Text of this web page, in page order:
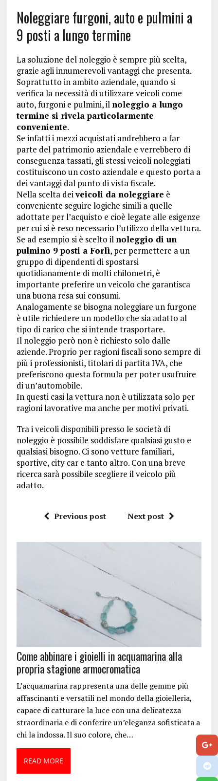
Noleggiare furgoni, auto e pulmini a
9 posti a lungo termine
La soluzione del noleggio è sempre più scelta,
grazie agli innumerevoli vantaggi che presenta.
Soprattutto in ambito aziendale, quando si
verifica la necessità di utilizzare veicoli come
auto, furgoni e pulmini, il noleggio a lungo
termine si rivela particolarmente
conveniente.
Se infatti i mezzi acquistati andrebbero a far
parte del patrimonio aziendale e verrebbero di
conseguenza tassati, gli stessi veicoli noleggiati
costituiscono un costo aziendale e questo porta a
dei vantaggi dal punto di vista fiscale.
Nella scelta deiveicoli da noleggiare è
conveniente seguire logiche simili a quelle
adottate per l’acquisto e cioè legate alle esigenze
per cui si è reso necessario l’utilizzo della vettura.
Se ad esempio si è scelto il noleggio di un
pulmino 9 posti a Forlì, per permettere a un
gruppo di dipendenti di spostarsi
quotidianamente di molti chilometri, è
importante preferire un veicolo che garantisca
una buona resa sui consumi.
Analogamente se bisogna noleggiare un furgone
è utile richiedere un modello che sia adatto al
tipo di carico che si intende trasportare.
Il noleggio però non è richiesto solo dalle
aziende. Proprio per ragioni fiscali sono sempre di
più i professionisti, titolari di partita IVA, che
preferiscono questa formula per poter usufruire
di un’automobile.
In questi casi la vettura non è utilizzata solo per
ragioni lavorative ma anche per motivi privati.
Tra i veicoli disponibili presso le società di
noleggio è possibile soddisfare qualsiasi gusto e
qualsiasi bisogno. Ci sono vetture familiari,
sportive, city car e tanto altro. Con una breve
ricerca sarà possibile scegliere il veicolo più
adatto.
Previous post Next post
Come abbinare i gioielli in acquamarina alla
propria stagione armocromatica
L’acquamarina rappresenta una delle gemme più
affascinanti e versatili nel mondo della gioielleria,
capace di catturare la luce con una delicatezza
straordinaria e di conferire un’eleganza sofisticata a
chi la indossa. Il suo colore, che…
READ MORE